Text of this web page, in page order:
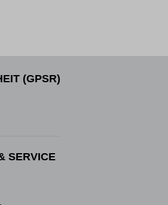
(GPSR)
SERVICE